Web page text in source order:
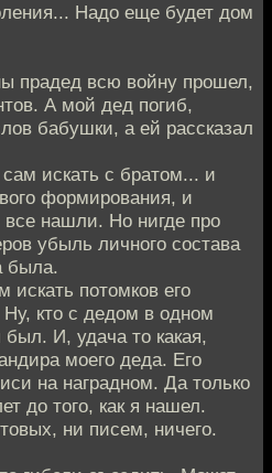
Надо еще будет дом
прадед всю войну прошел,
А мой дед погиб,
бабушки, а ей рассказал
искать с братом... и
формирования, и
нашли. Но нигде про
убыль личного состава
была.
искать потомков его
кто с дедом в одном
был. И, удача то какая,
моего деда. Его
на наградном. Да только
до того, как я нашел.
ни писем, ничего.